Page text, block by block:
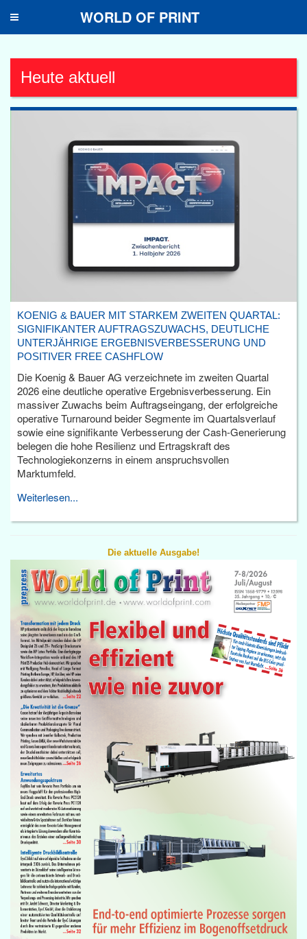
Toggle
WORLD OF PRINT
Heute aktuell
KOENIG & BAUER MIT STARKEM ZWEITEN QUARTAL:
SIGNIFIKANTER AUFTRAGSZUWACHS, DEUTLICHE
UNTERJÄHRIGE ERGEBNISVERBESSERUNG UND
POSITIVER FREE CASHFLOW
Die Koenig & Bauer AG verzeichnete im zweiten Quartal
2026 eine deutliche operative Ergebnisverbesserung. Ein
massiver Zuwachs beim Auftragseingang, der erfolgreiche
operative Turnaround beider Segmente im Quartalsverlauf
sowie eine signifikante Verbesserung der Cash-Generierung
belegen die hohe Resilienz und Ertragskraft des
Technologiekonzerns in einem anspruchsvollen
Marktumfeld.
Weiterlesen...
Die aktuelle Ausgabe!